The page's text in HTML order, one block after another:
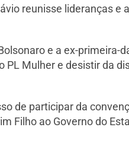
reunisse lideranças e
e a ex-primeira-
Mulher e desistir da
de participar da
Filho ao Governo do